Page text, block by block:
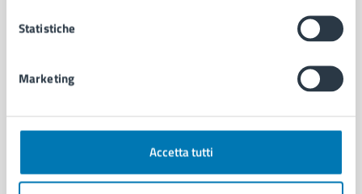
Statistiche
Marketing
Accetta tutti
Comune di Napoli
AMMINISTRAZIONE
Organi di governo